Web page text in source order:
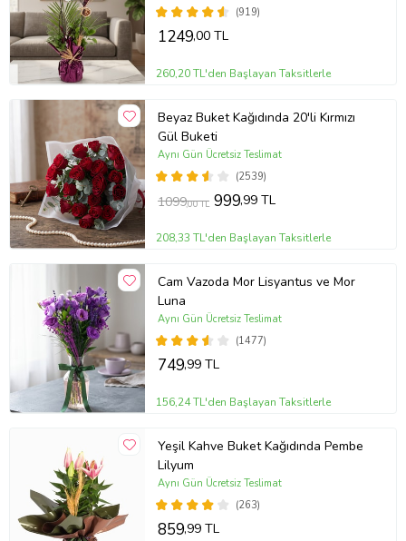
(919)
1249,00 TL
260,20 TL'den Başlayan Taksitlerle
Beyaz Buket Kağıdında 20'li Kırmızı
Gül Buketi
(2539)
Aynı Gün Ücretsiz Teslimat
1099,00 TL 999,99 TL
208,33 TL'den Başlayan Taksitlerle
Cam Vazoda Mor Lisyantus ve Mor
Luna
(1477)
Aynı Gün Ücretsiz Teslimat
749,99 TL
156,24 TL'den Başlayan Taksitlerle
Yeşil Kahve Buket Kağıdında Pembe
Lilyum
(263)
Aynı Gün Ücretsiz Teslimat
859,99 TL